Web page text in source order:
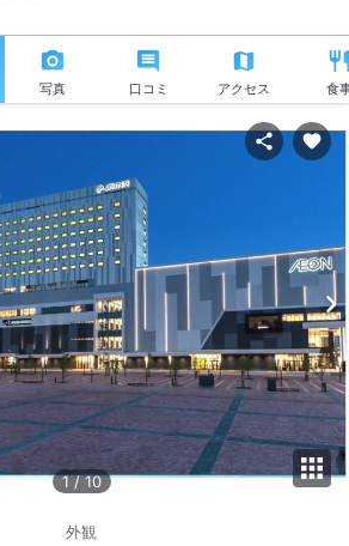
写真 口コミ アクセス 食
1 /10
外観